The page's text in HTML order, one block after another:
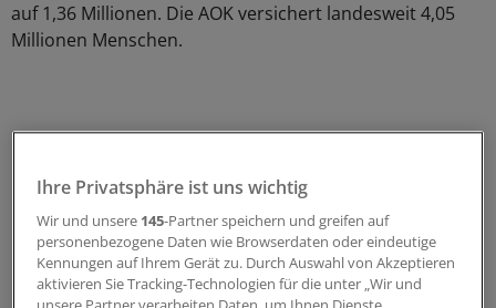
auf 1,36 Millionen. Die AOK versichert landesweit 4,05
Millionen Menschen.
Ihre Privatsphäre ist uns wichtig
Wir und unsere 145-Partner speichern und greifen auf
personenbezogene Daten wie Browserdaten oder eindeutige
Kennungen auf Ihrem Gerät zu. Durch Auswahl von Akzeptieren
aktivieren Sie Tracking-Technologien für die unter „Wir und